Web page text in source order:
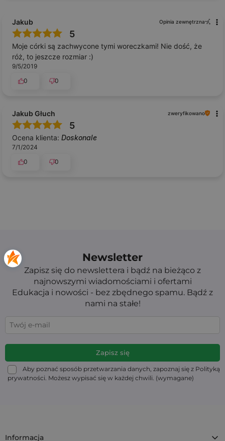
Jakub Opinia zewnętrzna
5
Moje córki są zachwycone tymi woreczkami! Nie dość, że
róż, to jeszcze rozmiar :)
9/5/2019
0
0
Jakub Głuch zweryfikowano
5
Ocena klienta: Doskonale
7/1/2024
0
0
Newsletter
Zapisz się do newslettera i bądź na bieżąco z
najnowszymi wiadomościami i ofertami
Edukacja i nowości - bez zbędnego spamu. Bądź z
nami na stałe!
Aby poznać sposób przetwarzania danych, zapoznaj się z Polityką
prywatności. Możesz wypisać się w każdej chwili. (wymagane)
Informacja